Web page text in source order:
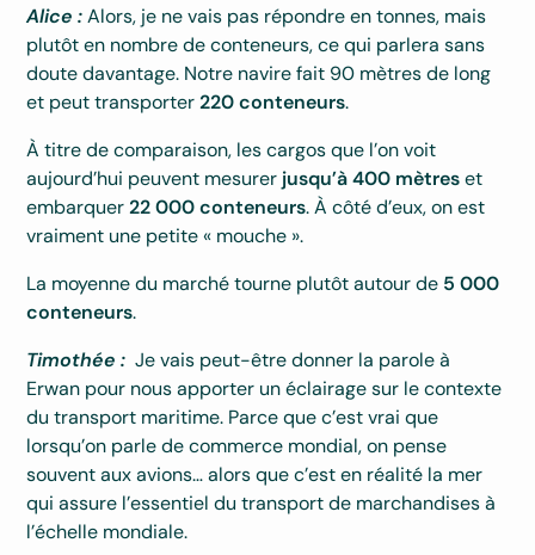
Alice :Alors, je ne vais pas répondre en tonnes, mais
plutôt en nombre de conteneurs, ce qui parlera sans
doute davantage. Notre navire fait 90 mètres de long
et peut transporter220 conteneurs.
À titre de comparaison, les cargos que l’on voit
aujourd’hui peuvent mesurer jusqu’à 400 mètreset
embarquer22 000 conteneurs. À côté d’eux, on est
vraiment une petite « mouche ».
La moyenne du marché tourne plutôt autour de 5 000
conteneurs.
Timothée : Je vais peut-être donner la parole à
Erwan pour nous apporter un éclairage sur le contexte
du transport maritime. Parce que c’est vrai que
lorsqu’on parle de commerce mondial, on pense
souvent aux avions… alors que c’est en réalité la mer
qui assure l’essentiel du transport de marchandises à
l’échelle mondiale.